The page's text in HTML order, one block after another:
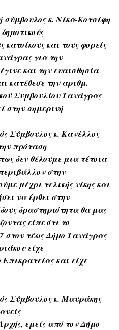
σύμβουλος κ. Νίκα-Κοτσίφη
και τους φορείς
για την
και την ευαισθησία
κατέθεσε την αριθμ.
Συμβουλίου Τανάγρας
στην σημερινή
Σύμβουλος κ. Κανέλλος
πρόταση
δεν θέλουμε μια τέτοια
στην
μέχρι τελικής νίκης και
να έρθει στην
δραστηριότητα θα μας
είπε ότι το
στον τέως Δήμο Τανάγρας
είχε
και είχε
Σύμβουλος κ. Μαυράκης
εμείς από τον Δήμο